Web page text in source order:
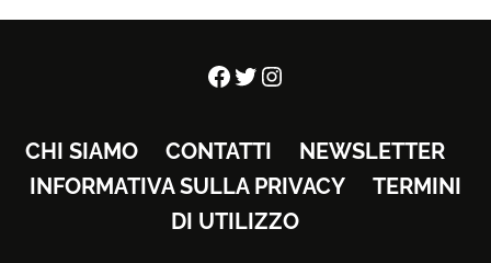
Facebook
Twitter
Instagram
CHI SIAMO CONTATTI
NEWSLETTER
INFORMATIVA SULLA PRIVACY
TERMINI
DI UTILIZZO